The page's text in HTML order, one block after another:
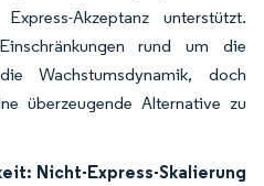
Akzeptanz unterstützt.
rund um die
Wachstumsdynamik, doch
überzeugende Alternative zu
Nicht-Express-Skalierung